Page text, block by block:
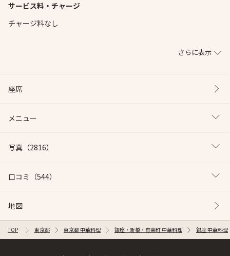
サービス料・チャージ
チャージ料なし
さらに表示
座席
メニュー
写真 （2816）
口コミ （544）
地図
TOP 東京都 東京都 中華料理 銀座・新橋・有楽町 中華料理 銀座 中華料理